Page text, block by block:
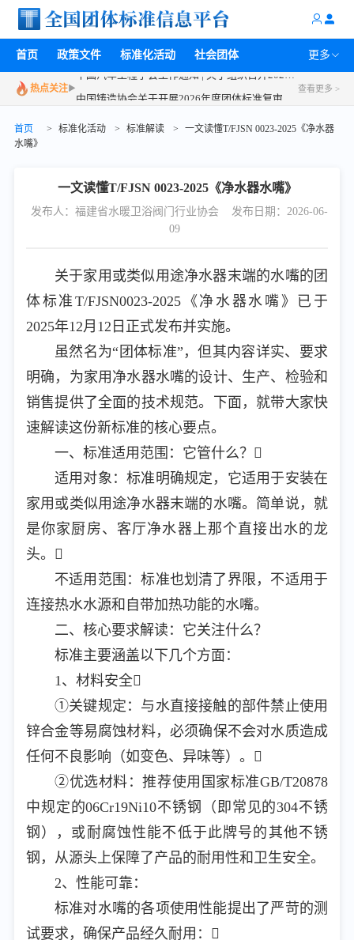
首页 政策文件 标准化活动 社会团体 更多
热点关注▶
关于召开2026年第一批团体标准立项评审会的通知
湖南省信用管理协会关于召开第一次《商业特许经营企业信用评价规范》团体标准技术评审会的通知
中国汽车工程学会会议预告 | 关于召开汽车数据流通团体标准建设研讨会的通知
查看更多 >
首页 > 标准化活动 > 标准解读 >
一文读懂T/FJSN 0023-2025《净水器
水嘴》
一文读懂T/FJSN 0023-2025《净水器水嘴》
发布人：福建省水暖卫浴阀门行业协会
发布日期：2026-06-
09
关于家用或类似用途净水器末端的水嘴的团
体标准T/FJSN0023-2025《净水器水嘴》已于
2025年12月12日正式发布并实施。
虽然名为“团体标准”，但其内容详实、要求
明确，为家用净水器水嘴的设计、生产、检验和
销售提供了全面的技术规范。下面，就带大家快
速解读这份新标准的核心要点。
一、标准适用范围：它管什么？
适用对象：标准明确规定，它适用于安装在
家用或类似用途净水器末端的水嘴。简单说，就
是你家厨房、客厅净水器上那个直接出水的龙
头。
不适用范围：标准也划清了界限，不适用于
连接热水水源和自带加热功能的水嘴。
二、核心要求解读：它关注什么？
标准主要涵盖以下几个方面：
1、材料安全
①关键规定：与水直接接触的部件禁止使用
锌合金等易腐蚀材料，必须确保不会对水质造成
任何不良影响（如变色、异味等）。
②优选材料：推荐使用国家标准GB/T20878
中规定的06Cr19Ni10不锈钢（即常见的304不锈
钢），或耐腐蚀性能不低于此牌号的其他不锈
钢，从源头上保障了产品的耐用性和卫生安全。
2、性能可靠：
标准对水嘴的各项使用性能提出了严苛的测
试要求，确保产品经久耐用：